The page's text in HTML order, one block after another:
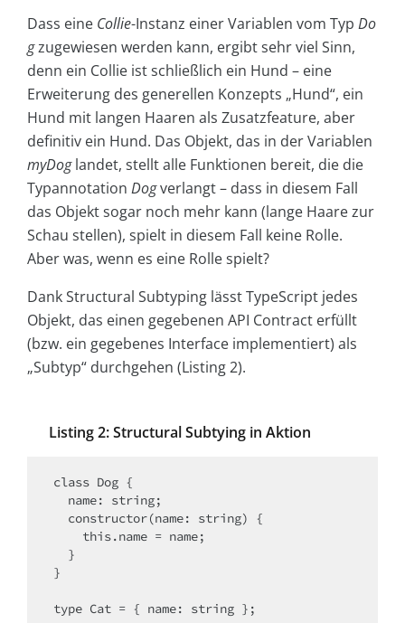
Dass eine Collie-Instanz einer Variablen vom Typ Do
gzugewiesen werden kann, ergibt sehr viel Sinn,
denn ein Collie ist schließlich ein Hund – eine
Erweiterung des generellen Konzepts „Hund“, ein
Hund mit langen Haaren als Zusatzfeature, aber
definitiv ein Hund. Das Objekt, das in der Variablen
myDoglandet, stellt alle Funktionen bereit, die die
Typannotation Dogverlangt – dass in diesem Fall
das Objekt sogar noch mehr kann (lange Haare zur
Schau stellen), spielt in diesem Fall keine Rolle.
Aber was, wenn es eine Rolle spielt?
Dank Structural Subtyping lässt TypeScript jedes
Objekt, das einen gegebenen API Contract erfüllt
(bzw. ein gegebenes Interface implementiert) als
„Subtyp“ durchgehen (Listing 2).
Listing 2: Structural Subtying in Aktion
class Dog {
}
type Cat = { name: string };